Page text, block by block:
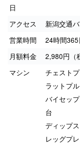
日
アクセス
新潟交通
営業時間
24時間365
月額料金
2,980円（
マシン
チェスト
ラットプ
バイセッ
台
ディップ
レッグプ